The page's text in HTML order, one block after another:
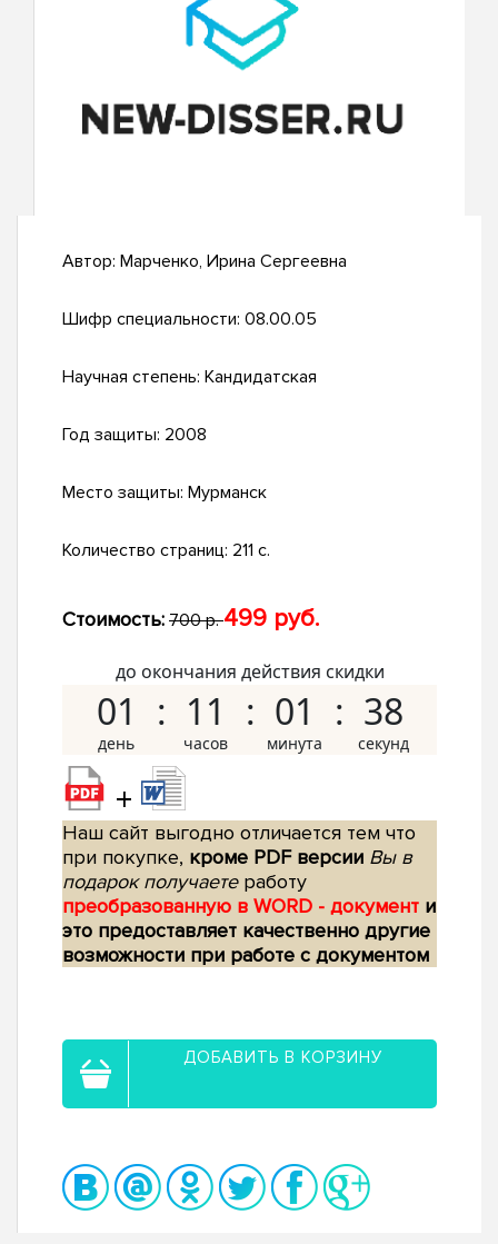
Автор: Марченко, Ирина Сергеевна
Шифр специальности: 08.00.05
Научная степень: Кандидатская
Год защиты: 2008
Место защиты: Мурманск
Количество страниц: 211 с.
Стоимость: 700 р.499 руб.
до окончания действия скидки
01 11 01 37
+
Наш сайт выгодно отличается тем что
при покупке, кроме PDF версии Вы в
подарок получаетеработу
преобразованную в WORD - документ и
это предоставляет качественно другие
возможности при работе с документом
ДОБАВИТЬ В КОРЗИНУ